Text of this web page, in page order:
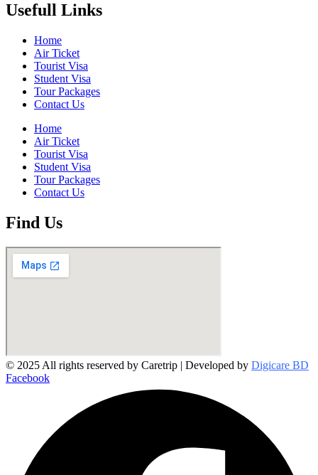
Usefull Links
Home
Air Ticket
Tourist Visa
Student Visa
Tour Packages
Contact Us
Home
Air Ticket
Tourist Visa
Student Visa
Tour Packages
Contact Us
Find Us
© 2025 All rights reserved by Caretrip | Developed by Digicare BD
Facebook